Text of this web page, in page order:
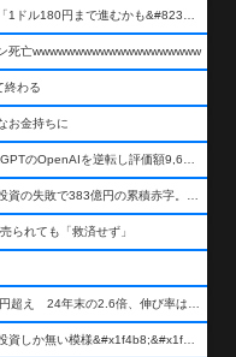
楽天三木谷「高市バラマキで悪性インフレ加速」「1ドル180円まで進むかも&#8230;もう看過できない」
死亡wwwwwwwwwwwwwwwwwwww
終わる
お金持ちに
【ソフトバンクG悲報】ClaudeのAnthropic, ChatGPTのOpenAIを逆転し評価額9,650億ドル (約154兆円) の世界一価値あるAI企業に……
安倍晋三の「クールジャパン機構」が存続危機。投資の失敗で383億円の累積赤字。2025年度決算も大赤字の可能性。責任の所在はウヤムヤ
られても「救済せず」
謎の巨大謎組織、『丸紅』。時価総額が初の10兆円超え 24年末の2.6倍、伸び率は謎組織首位
【高市早苗】物価高の昨今、唯一の解決法は株式投資しか無い模様&#x1f4b8;&#x1f4b8;&#x1f4b8;